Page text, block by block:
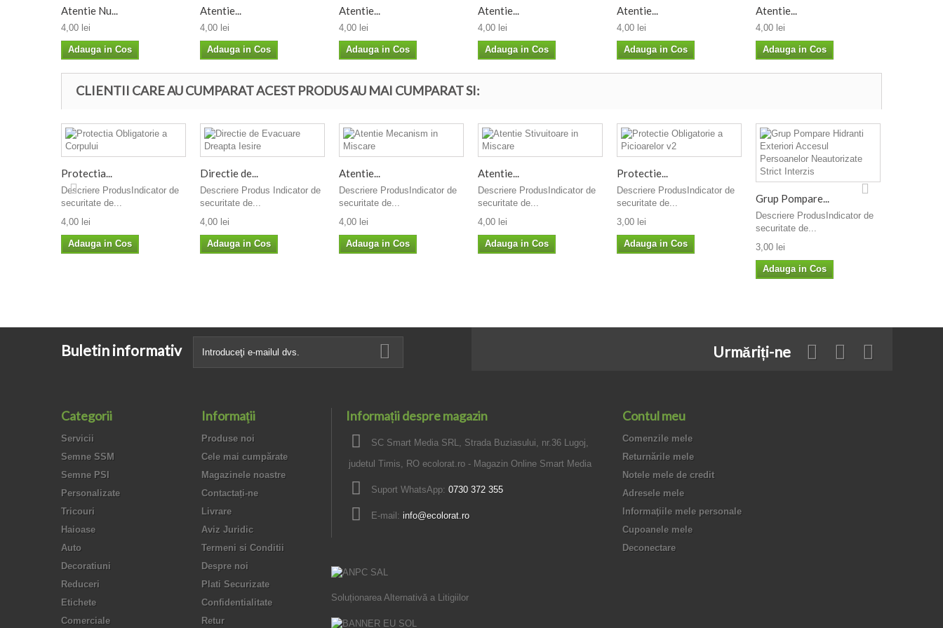
Atentie Nu...
4,00 lei
Adauga in Cos
Atentie...
4,00 lei
Adauga in Cos
Atentie...
4,00 lei
Adauga in Cos
Atentie...
4,00 lei
Adauga in Cos
Atentie...
4,00 lei
Adauga in Cos
Atentie...
4,00 lei
Adauga in Cos
CLIENTII CARE AU CUMPARAT ACEST PRODUS AU MAI CUMPARAT SI:
Protectia...
Descriere ProdusIndicator de
securitate de...
4,00 lei
Adauga in Cos
Directie de...
Descriere Produs Indicator de
securitate de...
4,00 lei
Adauga in Cos
Atentie...
Descriere ProdusIndicator de
securitate de...
4,00 lei
Adauga in Cos
Atentie...
Descriere ProdusIndicator de
securitate de...
4,00 lei
Adauga in Cos
Protectie...
Descriere ProdusIndicator de
securitate de...
3,00 lei
Adauga in Cos
Grup Pompare...
Descriere ProdusIndicator de
securitate de...
3,00 lei
Adauga in Cos
Buletin informativ Urmăriți-ne
Categorii
Servicii
Semne SSM
Semne PSI
Personalizate
Tricouri
Haioase
Auto
Decoratiuni
Reduceri
Etichete
Comerciale
Informaţii
Produse noi
Cele mai cumpărate
Magazinele noastre
Contactați-ne
Livrare
Aviz Juridic
Termeni si Conditii
Despre noi
Plati Securizate
Confidentialitate
Retur
Informații despre magazin
SC Smart Media SRL, Strada Buziasului, nr.36 Lugoj,
judetul Timis, RO ecolorat.ro - Magazin Online Smart Media
Suport WhatsApp: 0730 372 355
E-mail: info@ecolorat.ro
Contul meu
Comenzile mele
Returnările mele
Notele mele de credit
Adresele mele
Informaţiile mele personale
Cupoanele mele
Deconectare
Soluționarea Alternativă a Litigiilor